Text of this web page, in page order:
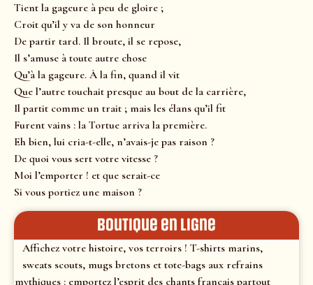
Tient la gageure à peu de gloire ;
Croit qu’il y va de son honneur
De partir tard. Il broute, il se repose,
Il s’amuse à toute autre chose
Qu’à la gageure. À la fin, quand il vit
Que l’autre touchait presque au bout de la carrière,
Il partit comme un trait ; mais les élans qu’il fit
Furent vains : la Tortue arriva la première.
Eh bien, lui cria-t-elle, n’avais-je pas raison ?
De quoi vous sert votre vitesse ?
Moi l’emporter ! et que serait-ce
Si vous portiez une maison ?
Boutique en ligne
Affichez votre histoire, vos terroirs ! T-shirts marins,
sweats scouts, mugs bretons et tote-bags aux refrains
mythiques : emportez l’esprit des chants français partout